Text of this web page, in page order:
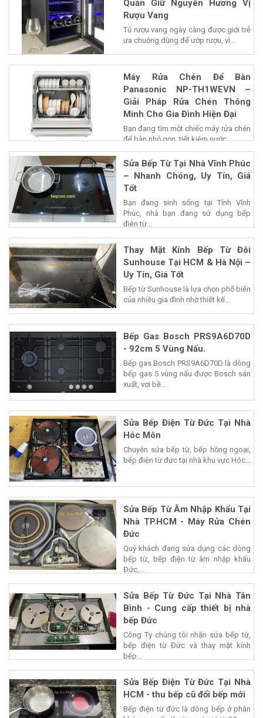
Quản Giữ Nguyên Hương Vị
Rượu Vang
Tủ rượu vang ngày càng được giới trẻ
ưa chuộng dùng để ướp rượu, vì...
Máy Rửa Chén Để Bàn
Panasonic NP-TH1WEVN –
Giải Pháp Rửa Chén Thông
Minh Cho Gia Đình Hiện Đại
Bạn đang tìm một chiếc máy rửa chén
để bàn nhỏ gọn, tiết kiệm nước...
Sửa Bếp Từ Tại Nhà Vĩnh Phúc
– Nhanh Chóng, Uy Tín, Giá
Tốt
Bạn đang sinh sống tại Tỉnh Vĩnh
Phúc, nhà bạn đang sử dụng bếp
điện từ...
Thay Mặt Kính Bếp Từ Đôi
Sunhouse Tại HCM & Hà Nội –
Uy Tín, Giá Tốt
Bếp từ Sunhouse là lựa chọn phổ biến
của nhiều gia đình nhờ thiết kế...
Bếp Gas Bosch PRS9A6D70D
- 92cm 5 Vùng Nấu.
Bếp gas Bosch PRS9A6D70D là dòng
bếp gas 5 vùng nấu được Bosch sản
xuất, vơi bề...
Sửa Bếp Điện Từ Đức Tại Nhà
Hóc Môn
Chuyên sửa bếp từ, bếp hồng ngoại,
bếp điện từ đức tại nhà khu vực Hóc...
Sửa Bếp Từ Âm Nhập Khẩu Tại
Nhà TP.HCM - Máy Rửa Chén
Đức
Quý khách đang sửa dụng các dòng
bếp từ, bếp điện từ âm nhập khẩu
Đức,...
Sửa Bếp Từ Đức Tại Nhà Tân
Bình - Cung cấp thiết bị nhà
bếp Đức
Công Ty chúng tôi nhận sửa bếp từ,
bếp điện từ Đức và thay mặt kính
bếp...
Sửa Bếp Điện Từ Đức Tại Nhà
HCM - thu bếp cũ đổi bếp mới
Bếp điện từ đức là dòng bếp ở phân